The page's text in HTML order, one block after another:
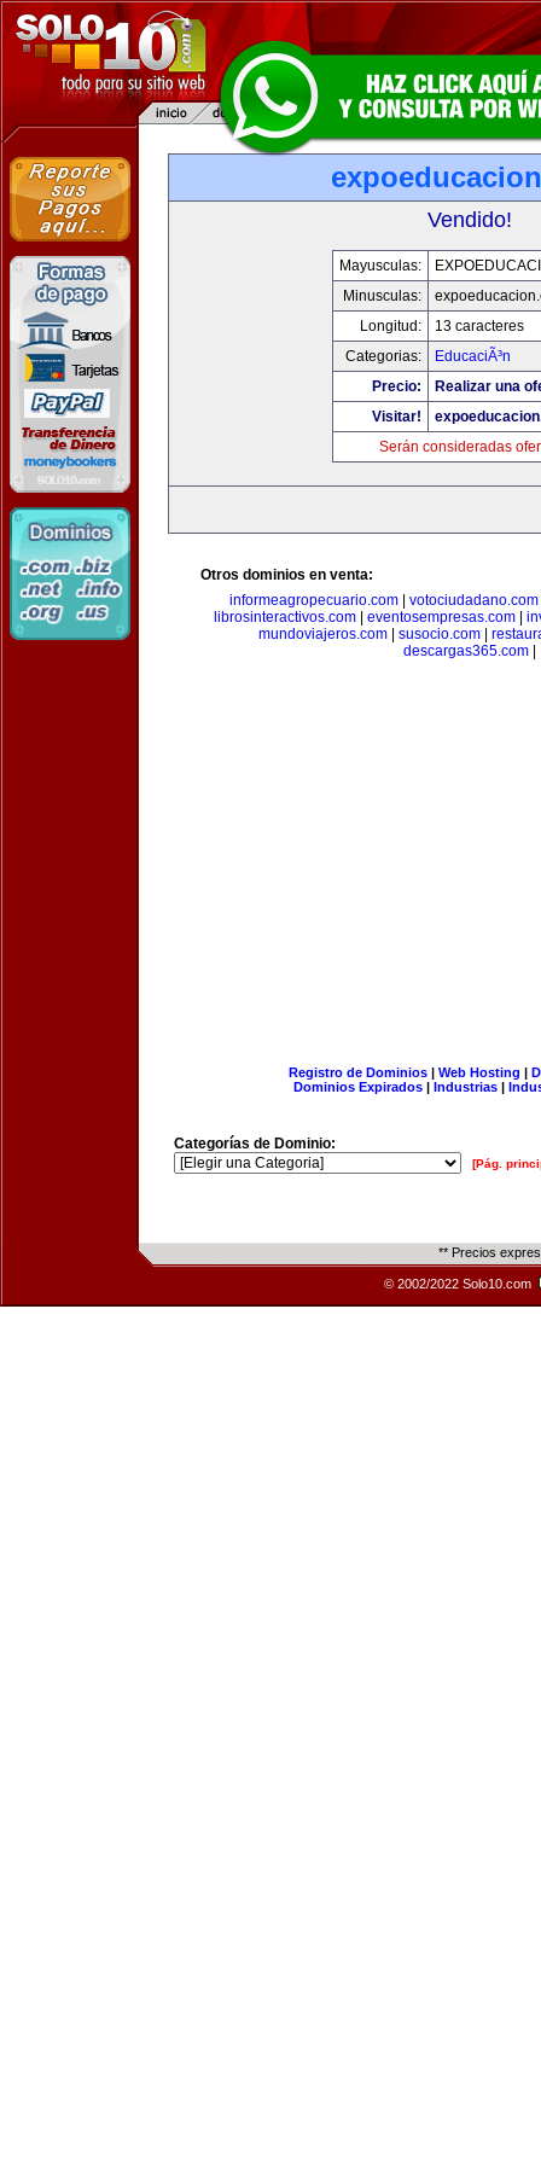
Vendido!
Mayusculas:
Minusculas:
Longitud:
13 caracteres
Categorias:
EducaciÃ³n
Precio:
Realizar una
Visitar!
Serán consideradas
Otros dominios en venta:
informeagropecuario.com| votociudadano.com
librosinteractivos.com| eventosempresas.com|
mundoviajeros.com| susocio.com|
descargas365.com
Registro de Dominios| Web Hosting |
Dominios Expirados | Industrias |
Categorías de Dominio:
[Pág.
** Precios
© 2002/2022 Solo10.com